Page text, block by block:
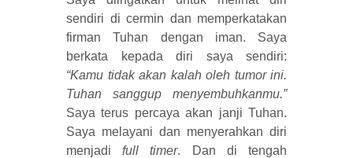
sendiri di cermin dan memperkatakan
firman Tuhan dengan iman. Saya
berkata kepada diri saya sendiri:
“Kamu tidak akan kalah oleh tumor ini.
Tuhan sanggup menyembuhkanmu.”
Saya terus percaya akan janji Tuhan.
Saya melayani dan menyerahkan diri
menjadifull timer. Dan di tengah